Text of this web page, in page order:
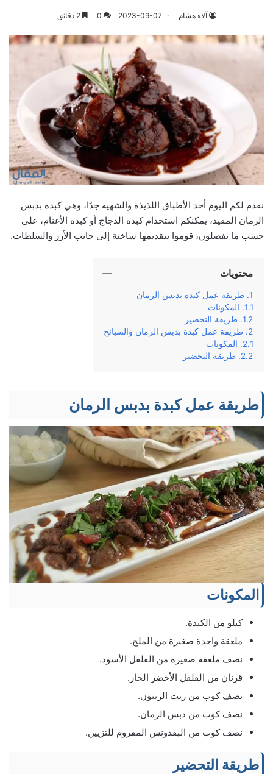
آلاء هشام 2023-09-07
0 2 دقائق
نقدم لكم اليوم أحد الأطباق اللذيذة والشهية جدًا، وهي كبدة بدبس
الرمان المفيد، يمكنكم استخدام كبدة الدجاج أو كبدة الأغنام، على
حسب ما تفضلون، قوموا بتقديمها ساخنة إلى جانب الأرز والسلطات.
محتويات
طريقة عمل كبدة بدبس الرمان
المكونات
طريقة التحضير
طريقة عمل كبدة بدبس الرمان والسبانخ
المكونات
طريقة التحضير
طريقة عمل كبدة بدبس الرمان
المكونات
كيلو من الكبدة.
ملعقة واحدة صغيرة من الملح.
نصف ملعقة صغيرة من الفلفل الأسود.
قرنان من الفلفل الأخضر الحار.
نصف كوب من زيت الزيتون.
نصف كوب من دبس الرمان.
نصف كوب من البقدونس المفروم للتزيين.
طريقة التحضير